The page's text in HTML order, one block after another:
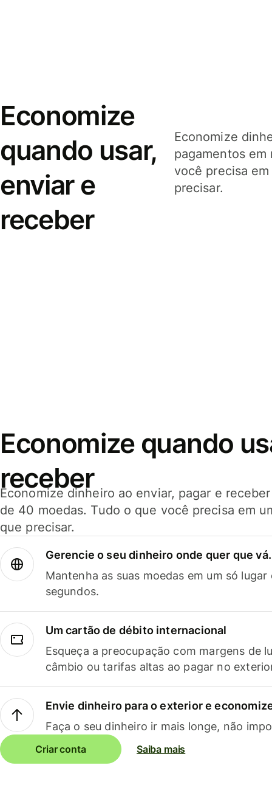
Economize
quando usar,
enviar e
receber
Economize
pagamentos
você precisa
precisar.
Economize quando
receber
Economize dinheiro ao enviar, pagar e
de 40 moedas. Tudo o que você precisa em
que precisar.
Gerencie o seu dinheiro onde quer que vá.
Mantenha as suas moedas em um só
segundos.
Um cartão de débito internacional
Esqueça a preocupação com margens de
câmbio ou tarifas altas ao pagar no
Envie dinheiro para o exterior e
Faça o seu dinheiro ir mais longe, não
Criar conta Saiba mais